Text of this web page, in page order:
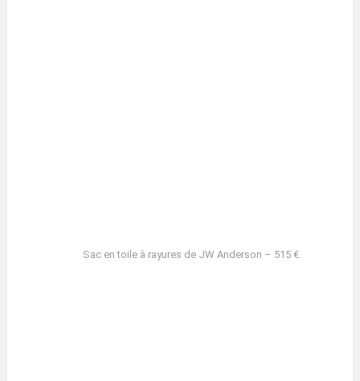
Sac en toile à rayures de JW Anderson – 515 €.